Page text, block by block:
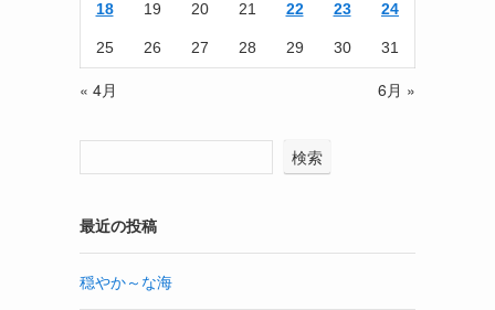
18 19 20 21 22 23 24
25 26 27 28 29 30 31
« 4月 6月 »
検索
最近の投稿
穏やか～な海